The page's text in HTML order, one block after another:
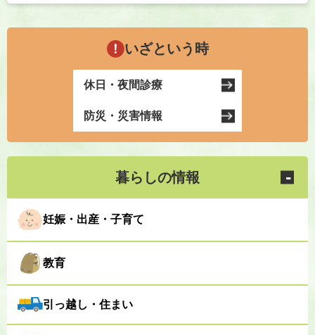
いざという時
休日・夜間診療
防災・災害情報
暮らしの情報
妊娠・出産・子育て
教育
引っ越し・住まい